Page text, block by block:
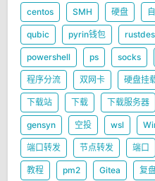
centos SMH 硬盘
qubic pyrin钱包
powershell ps socks
程序分流 双网卡 硬盘挂
下载站 下载 下载服务器
gensyn 空投 wsl
端口转发 节点转发 端口
教程 pm2 Gitea 复